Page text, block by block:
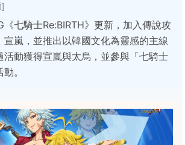
《七騎士Re:BIRTH》更新，加入傳說攻
宣嵐，並推出以韓國文化為靈感的主線
活動獲得宣嵐與太烏，並參與「七騎士
。